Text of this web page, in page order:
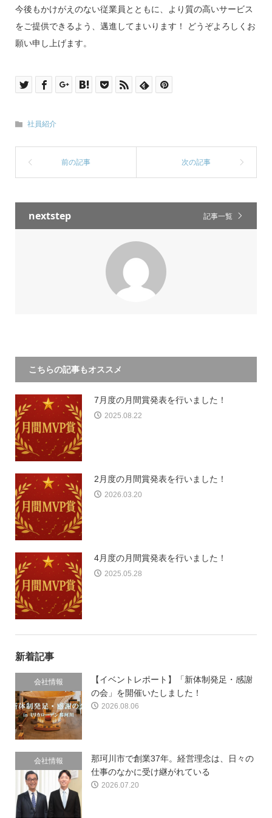
今後もかけがえのない従業員とともに、より質の高いサービス
をご提供できるよう、邁進してまいります！ どうぞよろしくお
願い申し上げます。
社員紹介
nextstep 記事一覧
こちらの記事もオススメ
7月度の月間賞発表を行いました！
2025.08.22
2月度の月間賞発表を行いました！
2026.03.20
4月度の月間賞発表を行いました！
2025.05.28
新着記事
会社情報
【イベントレポート】「新体制発足・感謝
の会」を開催いたしました！
2026.08.06
会社情報
那珂川市で創業37年。経営理念は、日々の
仕事のなかに受け継がれている
2026.07.20